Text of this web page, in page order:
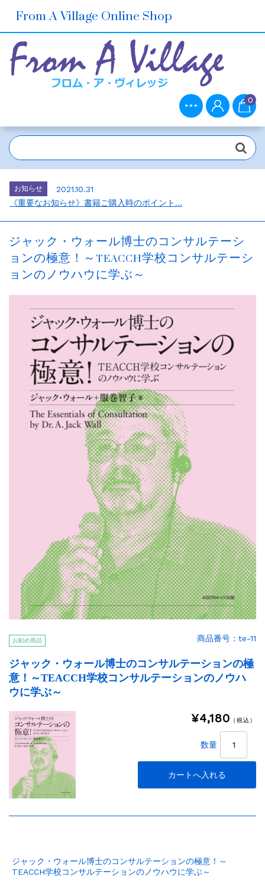
From A Village Online Shop
0
ホームページをリニューアルしました。...
お知らせ
2026.7.1
お知らせ
2021.10.31
《重要なお知らせ》書籍ご購入時のポイント...
お知らせ
2021.10.30
ホームページをリニューアルしました。...
お知らせ
2026.7.1
《重要なお知らせ》書籍ご購入時のポイント...
お知らせ
2021.10.30
メルマガ会員さま募集中！...
お知らせ
2021.10.30
ホームページをリニューアルしました。...
ジャック・ウォール博士のコンサルテーシ
ョンの極意！～TEACCH学校コンサルテーシ
ョンのノウハウに学ぶ～
お勧め商品 商品番号：te-11
ジャック・ウォール博士のコンサルテーションの極
意！～TEACCH学校コンサルテーションのノウハ
ウに学ぶ～
¥4,180 （税込）
数量
ジャック・ウォール博士のコンサルテーションの極意！～
TEACCH学校コンサルテーションのノウハウに学ぶ～